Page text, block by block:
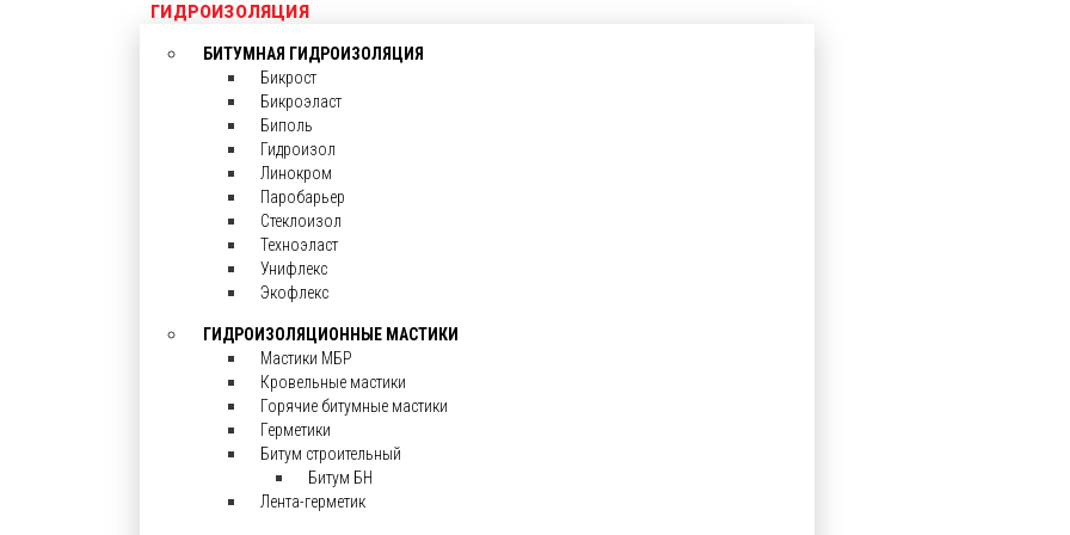
ГИДРОИЗОЛЯЦИЯ
БИТУМНАЯ ГИДРОИЗОЛЯЦИЯ
Бикрост
Бикроэласт
Биполь
Гидроизол
Линокром
Паробарьер
Стеклоизол
Техноэласт
Унифлекс
Экофлекс
ГИДРОИЗОЛЯЦИОННЫЕ МАСТИКИ
Мастики МБР
Кровельные мастики
Горячие битумные мастики
Герметики
Битум строительный
Битум БН
Лента-герметик